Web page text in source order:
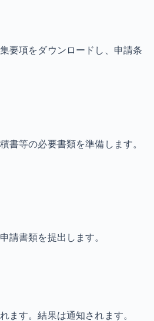
要項をダウンロードし、申請条
書等の必要書類を準備します。
請書類を提出します。
ます。結果は通知されます。